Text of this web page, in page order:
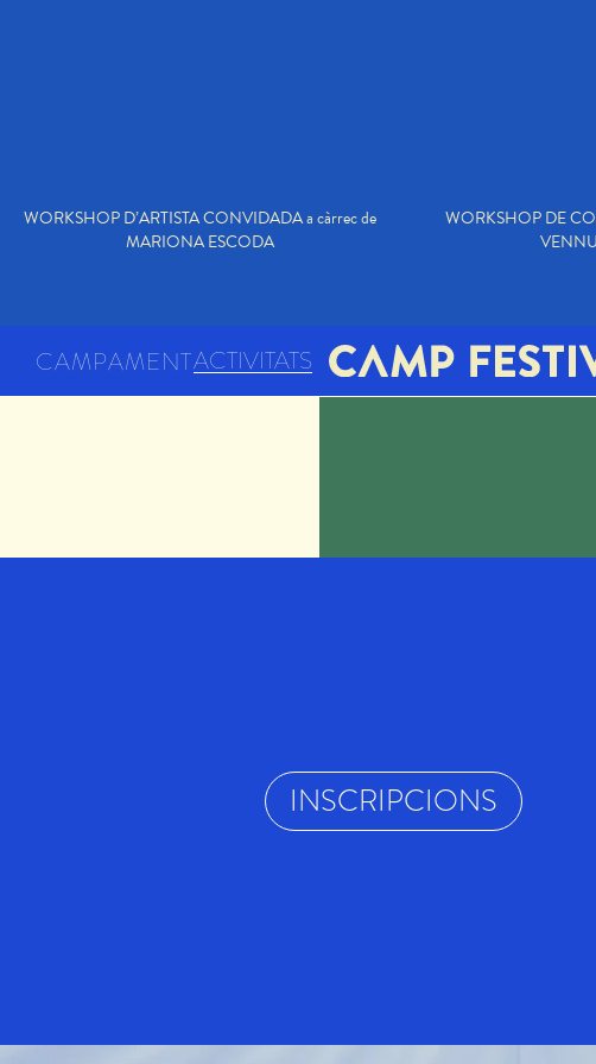
WORKSHOP D’ARTISTA CONVIDADA a càrrec de
MARIONA ESCODA
WORKSHOP DE
CAMPAMENTACTIVITATS
INSCRIPCIONS